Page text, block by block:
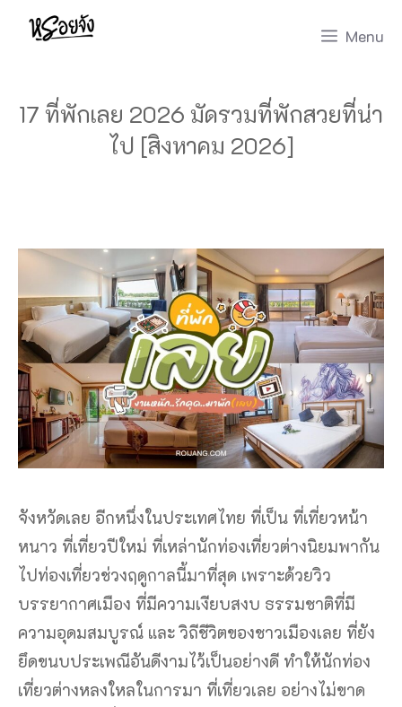
Skip
Menu
17 ที่พักเลย 2026 มัดรวมที่พักสวยที่น่า
ไป [สิงหาคม 2026]
จังหวัดเลย อีกหนึ่งในประเทศไทย ที่เป็น ที่เที่ยวหน้า
หนาว ที่เที่ยวปีใหม่ ที่เหล่านักท่องเที่ยวต่างนิยมพากัน
ไปท่องเที่ยวช่วงฤดูกาลนี้มาที่สุด เพราะด้วยวิว
บรรยากาศเมือง ที่มีความเงียบสงบ ธรรมชาติที่มี
ความอุดมสมบูรณ์ และ วิถีชีวิตของชาวเมืองเลย ที่ยัง
ยึดขนบประเพณีอันดีงามไว้เป็นอย่างดี ทำให้นักท่อง
เที่ยวต่างหลงใหลในการมา ที่เที่ยวเลย อย่างไม่ขาด